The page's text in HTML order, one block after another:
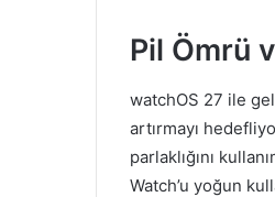
Pil Ömrü
watchOS 27 ile
artırmayı
parlaklığını
Watch’u yoğun